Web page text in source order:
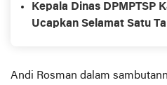
Kepala Dinas DPMPTSP
Ucapkan Selamat Satu
Andi Rosman dalam